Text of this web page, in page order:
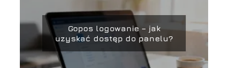
Gopos logowanie – jak
uzyskać dostęp do panelu?